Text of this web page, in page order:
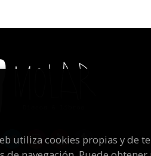
utiliza cookies propias y de